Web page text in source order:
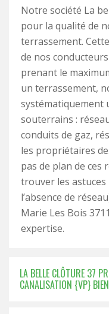
Notre société La
pour la qualité de
terrassement.
de nos
prenant le
un terrassement,
systématiquement
souterrains :
conduits de gaz,
les propriétaires
pas de plan de ces
trouver les
l’absence de
Marie Les Bois
expertise.
LA BELLE CLÔTURE 37
CANALISATION {VP}